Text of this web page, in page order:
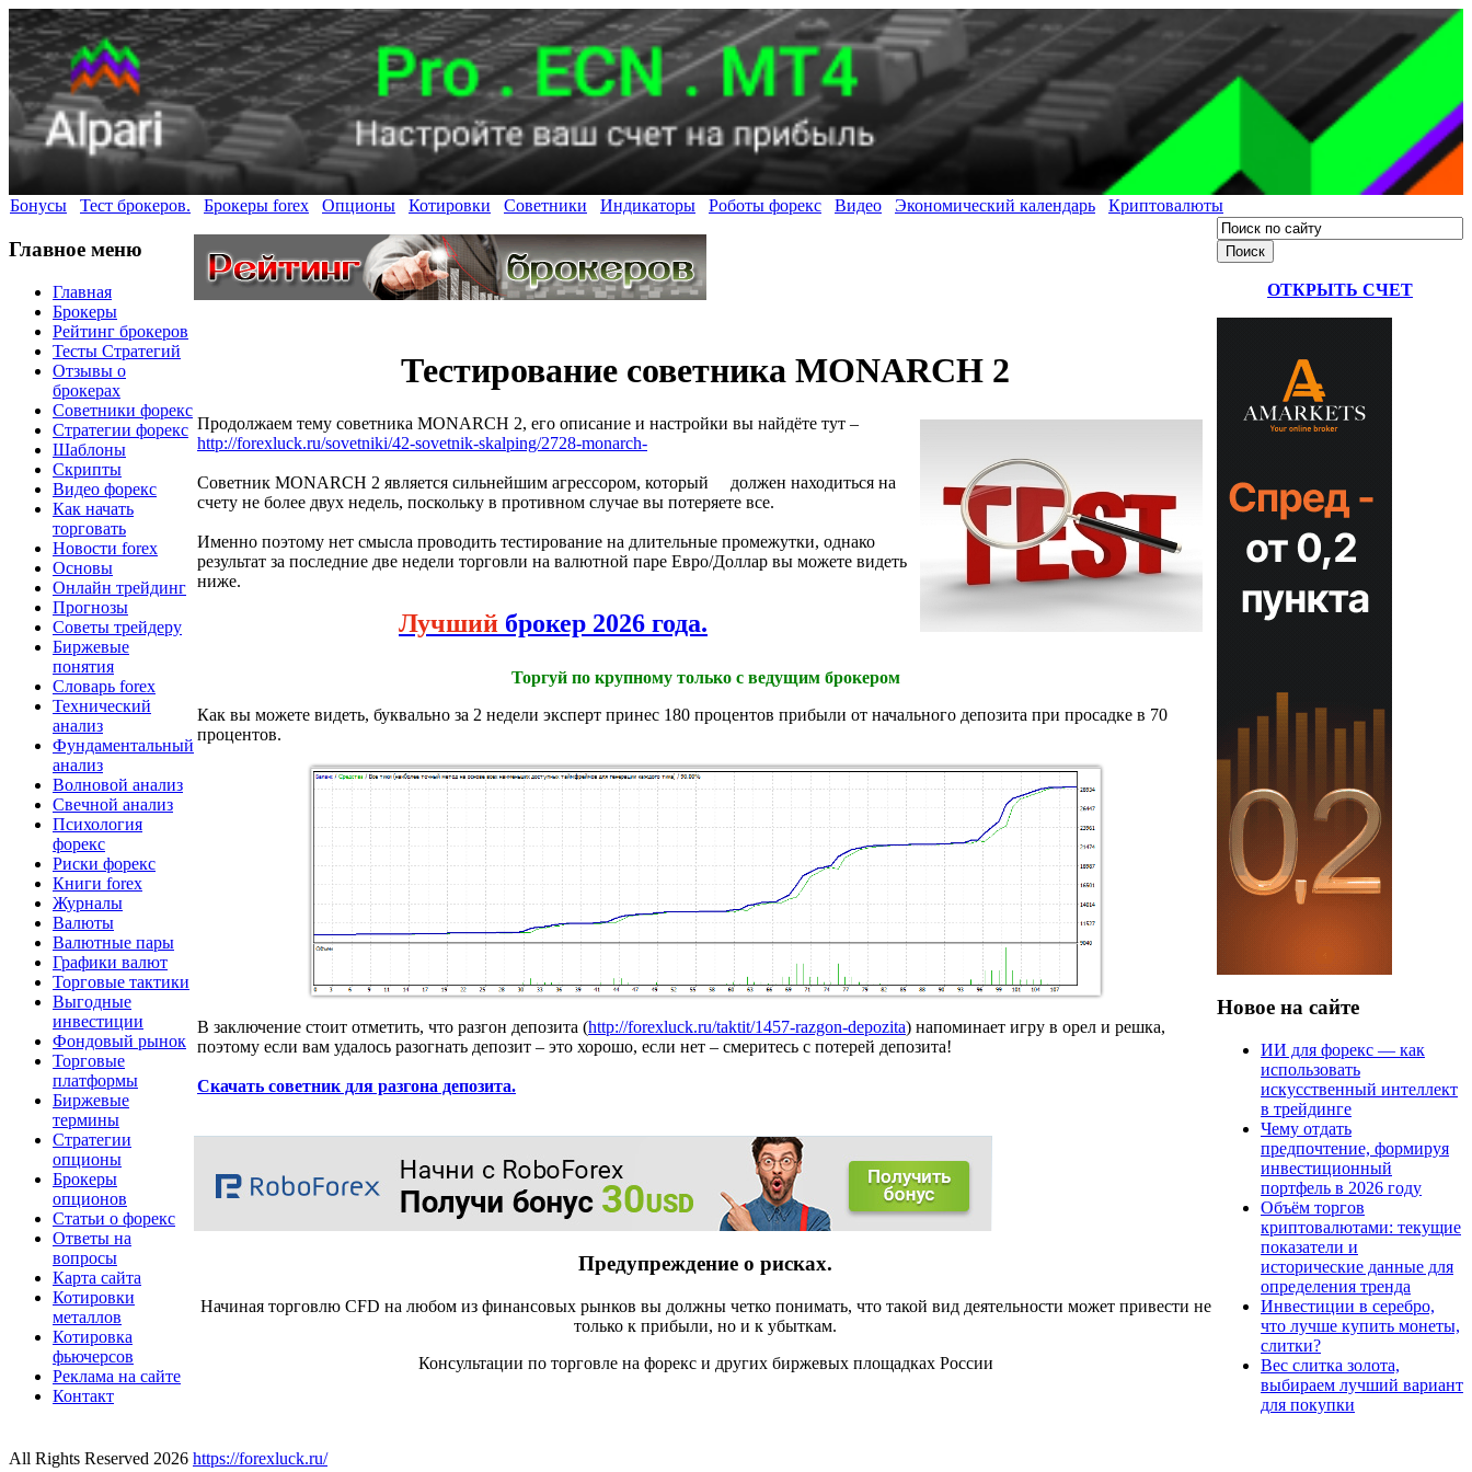
Бонусы Тест брокеров. Брокеры forex Опционы Котировки Советники Индикаторы Роботы форекс Видео Экономический календарь Криптовалюты
Главное меню
Главная
Брокеры
Рейтинг брокеров
Тесты Стратегий
Отзывы о
брокерах
Советники форекс
Стратегии форекс
Шаблоны
Скрипты
Видео форекс
Как начать
торговать
Новости forex
Основы
Онлайн трейдинг
Прогнозы
Советы трейдеру
Биржевые
понятия
Словарь forex
Технический
анализ
Фундаментальный
анализ
Волновой анализ
Свечной анализ
Психология
форекс
Риски форекс
Книги forex
Журналы
Валюты
Валютные пары
Графики валют
Торговые тактики
Выгодные
инвестиции
Фондовый рынок
Торговые
платформы
Биржевые
термины
Стратегии
опционы
Брокеры
опционов
Статьи о форекс
Ответы на
вопросы
Карта сайта
Котировки
металлов
Котировка
фьючерсов
Реклама на сайте
Контакт
Тестирование советника MONARCH 2
Продолжаем тему советника MONARCH 2, его описание и настройки вы найдёте тут –
http://forexluck.ru/sovetniki/42-sovetnik-skalping/2728-monarch-
Советник MONARCH 2 является сильнейшим агрессором, который должен находиться на
счету не более двух недель, поскольку в противном случае вы потеряете все.
Именно поэтому нет смысла проводить тестирование на длительные промежутки, однако
результат за последние две недели торговли на валютной паре Евро/Доллар вы можете видеть
ниже.
Лучший брокер 2026 года.
Торгуй по крупному только с ведущим брокером
Как вы можете видеть, буквально за 2 недели эксперт принес 180 процентов прибыли от начального депозита при просадке в 70
процентов.
В заключение стоит отметить, что разгон депозита (http://forexluck.ru/taktit/1457-razgon-depozita) напоминает игру в орел и решка,
поэтому если вам удалось разогнать депозит – это хорошо, если нет – смеритесь с потерей депозита!
Скачать советник для разгона депозита.
Предупреждение о рисках.
Начиная торговлю CFD на любом из финансовых рынков вы должны четко понимать, что такой вид деятельности может привести не
только к прибыли, но и к убыткам.
Консультации по торговле на форекс и других биржевых площадках России
ОТКРЫТЬ СЧЕТ
Новое на сайте
ИИ для форекс — как
использовать
искусственный интеллект
в трейдинге
Чему отдать
предпочтение, формируя
инвестиционный
портфель в 2026 году
Объём торгов
криптовалютами: текущие
показатели и
исторические данные для
определения тренда
Инвестиции в серебро,
что лучше купить монеты,
слитки?
Вес слитка золота,
выбираем лучший вариант
для покупки
All Rights Reserved 2026 https://forexluck.ru/